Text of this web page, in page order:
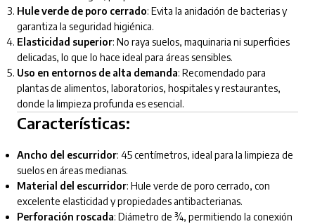
Hule verde de poro cerrado: Evita la anidación de bacterias y
garantiza la seguridad higiénica.
Elasticidad superior: No raya suelos, maquinaria ni superficies
delicadas, lo que lo hace ideal para áreas sensibles.
Uso en entornos de alta demanda: Recomendado para
plantas de alimentos, laboratorios, hospitales y restaurantes,
donde la limpieza profunda es esencial.
Características:
Ancho del escurridor: 45 centímetros, ideal para la limpieza de
suelos en áreas medianas.
Material del escurridor: Hule verde de poro cerrado, con
excelente elasticidad y propiedades antibacterianas.
Perforación roscada: Diámetro de ¾, permitiendo la conexión